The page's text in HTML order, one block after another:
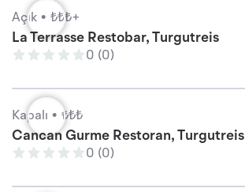
Açık • ₺₺₺+
La Terrasse Restobar, Turgutreis
0 (0)
Kapalı • ₺₺₺
Cancan Gurme Restoran, Turgutreis
0 (0)